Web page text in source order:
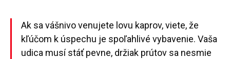
Ak sa vášnivo venujete lovu kaprov, viete, že
kľúčom k úspechu je spoľahlivé vybavenie. Vaša
udica musí stáť pevne, držiak prútov sa nesmie